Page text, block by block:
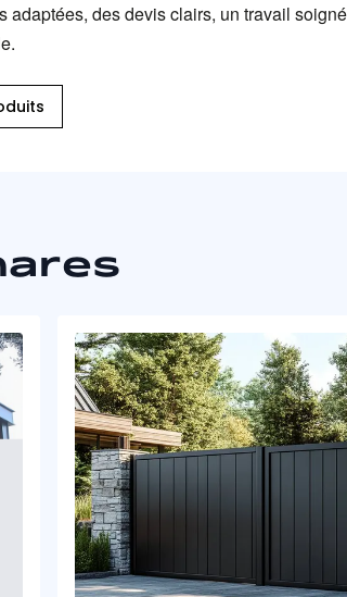
des devis clairs, un travail